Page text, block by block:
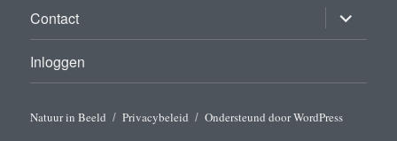
Contact
submenu
Inloggen
Natuur in Beeld Privacybeleid Ondersteund door WordPress